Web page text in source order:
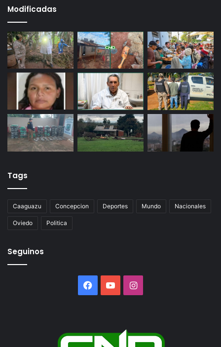
Modificadas
Tags
Caaguazu Concepcion Deportes Mundo Nacionales
Oviedo Politica
Seguinos
Facebook
YouTubeInstagram